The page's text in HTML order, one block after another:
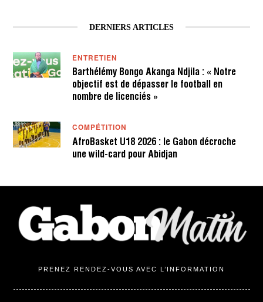
DERNIERS ARTICLES
ENTRETIEN
Barthélémy Bongo Akanga Ndjila : « Notre
objectif est de dépasser le football en
nombre de licenciés »
COMPÉTITION
AfroBasket U18 2026 : le Gabon décroche
une wild-card pour Abidjan
PRENEZ RENDEZ-VOUS AVEC L’INFORMATION